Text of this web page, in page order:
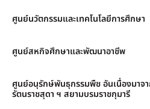
ศูนย์นวัตกรรมและเทคโนโลยีการศึกษา
ศูนย์สหกิจศึกษาและพัฒนาอาชีพ
ศูนย์อนุรักษ์พันธุกรรมพืช อันเนื่องมาจา
รัตนราชสุดา ฯ สยามบรมราชกุมารี